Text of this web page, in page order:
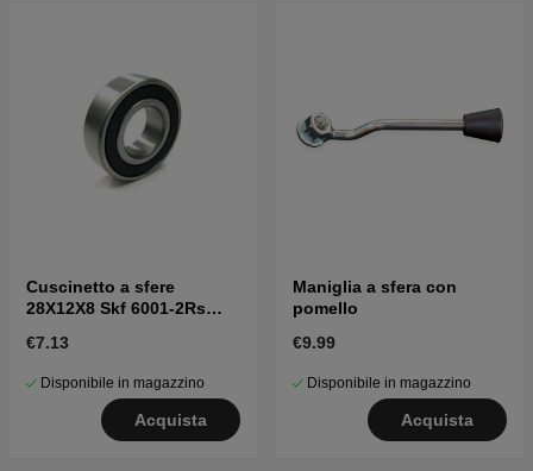
Cuscinetto a sfere
28X12X8 Skf 6001-2Rs
€7.13
Disponibile in magazzino
Acquista
Maniglia a sfera con
pomello
€9.99
Disponibile in magazzino
Acquista